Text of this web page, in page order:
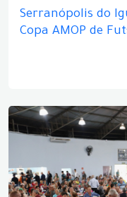
Serranópolis do
Copa AMOP de